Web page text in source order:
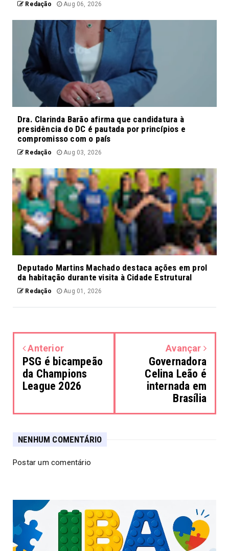
Redação Aug 06, 2026
Dra. Clarinda Barão afirma que candidatura à
presidência do DC é pautada por princípios e
compromisso com o país
Redação Aug 03, 2026
Deputado Martins Machado destaca ações em prol
da habitação durante visita à Cidade Estrutural
Redação Aug 01, 2026
Anterior
PSG é bicampeão
da Champions
League 2026
Avançar
Governadora
Celina Leão é
internada em
Brasília
NENHUM COMENTÁRIO
Postar um comentário